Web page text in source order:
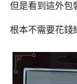
但是看到這外包
根本不需要花錢